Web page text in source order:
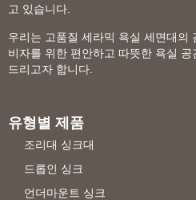
고 있습니다.
우리는 고품질 세라믹 욕실 세면대의
비자를 위한 편안하고 따뜻한 욕실
드리고자 합니다.
유형별 제품
조리대 싱크대
드롭인 싱크
언더마운트 싱크